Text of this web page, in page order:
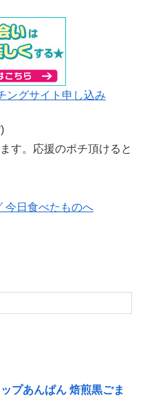
ングサイト申し込み
す。応援のポチ頂けると
プあんぱん 焙煎黒ごま